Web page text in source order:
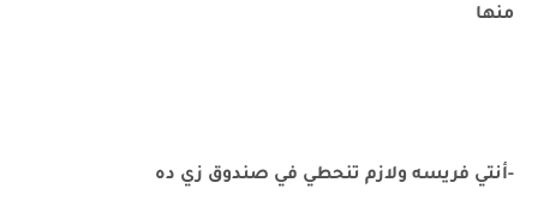
منها
-أنتي فريسه ولازم تنحطي في صندوق زي ده